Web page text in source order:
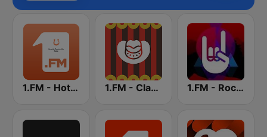
1.FM - Hot Country 1.FM - Classic Country 1.FM - Rock Classics